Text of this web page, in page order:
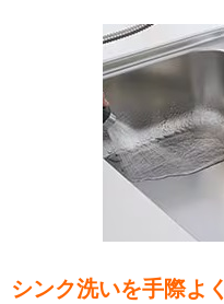
シンク洗いを手際よく